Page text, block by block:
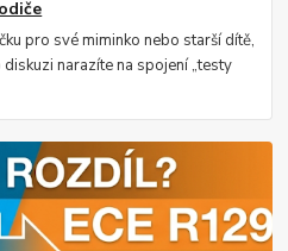
pro své miminko nebo starší dítě,
narazíte na spojení „testy